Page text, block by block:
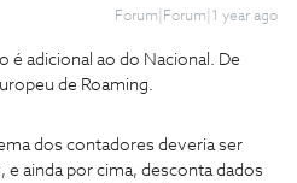
Forum|Forum|1 year ago
é adicional ao do Nacional. De
de Roaming.
dos contadores deveria ser
ainda por cima, desconta dados